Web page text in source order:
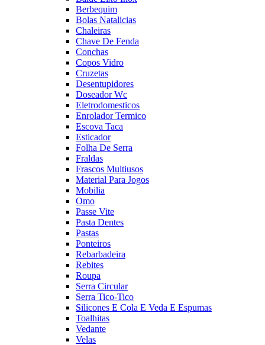
Berbequim
Bolas Natalicias
Chaleiras
Chave De Fenda
Conchas
Copos Vidro
Cruzetas
Desentupidores
Doseador Wc
Eletrodomesticos
Enrolador Termico
Escova Taca
Esticador
Folha De Serra
Fraldas
Frascos Multiusos
Material Para Jogos
Mobilia
Omo
Passe Vite
Pasta Dentes
Pastas
Ponteiros
Rebarbadeira
Rebites
Roupa
Serra Circular
Serra Tico-Tico
Silicones E Cola E Veda E Espumas
Toalhitas
Vedante
Velas